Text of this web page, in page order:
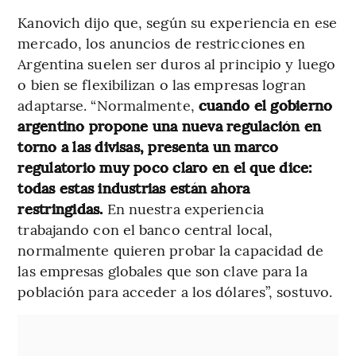
Kanovich dijo que, según su experiencia en ese
mercado, los anuncios de restricciones en
Argentina suelen ser duros al principio y luego
o bien se flexibilizan o las empresas logran
adaptarse. “Normalmente, cuando el gobierno
argentino propone una nueva regulación en
torno a las divisas, presenta un marco
regulatorio muy poco claro en el que dice:
todas estas industrias están ahora
restringidas. En nuestra experiencia
trabajando con el banco central local,
normalmente quieren probar la capacidad de
las empresas globales que son clave para la
población para acceder a los dólares”, sostuvo.